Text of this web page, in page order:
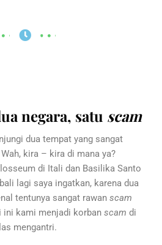
negara, satu scam
dua tempat yang sangat
kira – kira di mana ya?
di Itali dan Basilika Santo
lagi saya ingatkan, karena dua
tentunya sangat rawan scam
ini kami menjadi korban scam di
mengantri.